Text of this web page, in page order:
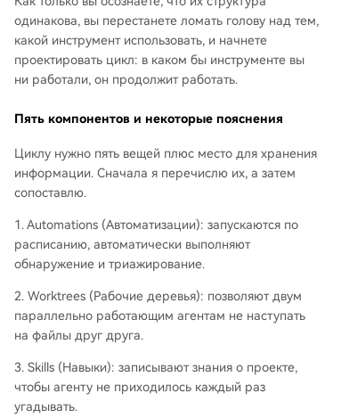
одинакова, вы перестанете ломать голову над тем,
какой инструмент использовать, и начнете
проектировать цикл: в каком бы инструменте вы
ни работали, он продолжит работать.
Пять компонентов и некоторые пояснения
Циклу нужно пять вещей плюс место для хранения
информации. Сначала я перечислю их, а затем
сопоставлю.
1. Automations (Автоматизации): запускаются по
расписанию, автоматически выполняют
обнаружение и триажирование.
2. Worktrees (Рабочие деревья): позволяют двум
параллельно работающим агентам не наступать
на файлы друг друга.
3. Skills (Навыки): записывают знания о проекте,
чтобы агенту не приходилось каждый раз
угадывать.